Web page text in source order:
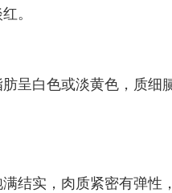
。
呈白色或淡黄色，质细
结实，肉质紧密有弹性